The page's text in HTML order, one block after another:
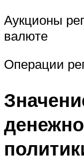
Аукционы
валюте
Операции